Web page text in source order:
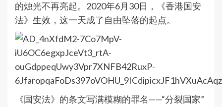
的烛光不再亮起。2020年6月30日，《香港国安
法》生效，这一天成了自由坠落的起点。
《国安法》的条文写满模糊的罪名——“分裂国家”